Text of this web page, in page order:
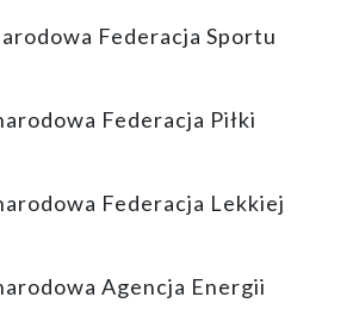
Federacja Sportu
Federacja Piłki
Federacja Lekkiej
Agencja Energii